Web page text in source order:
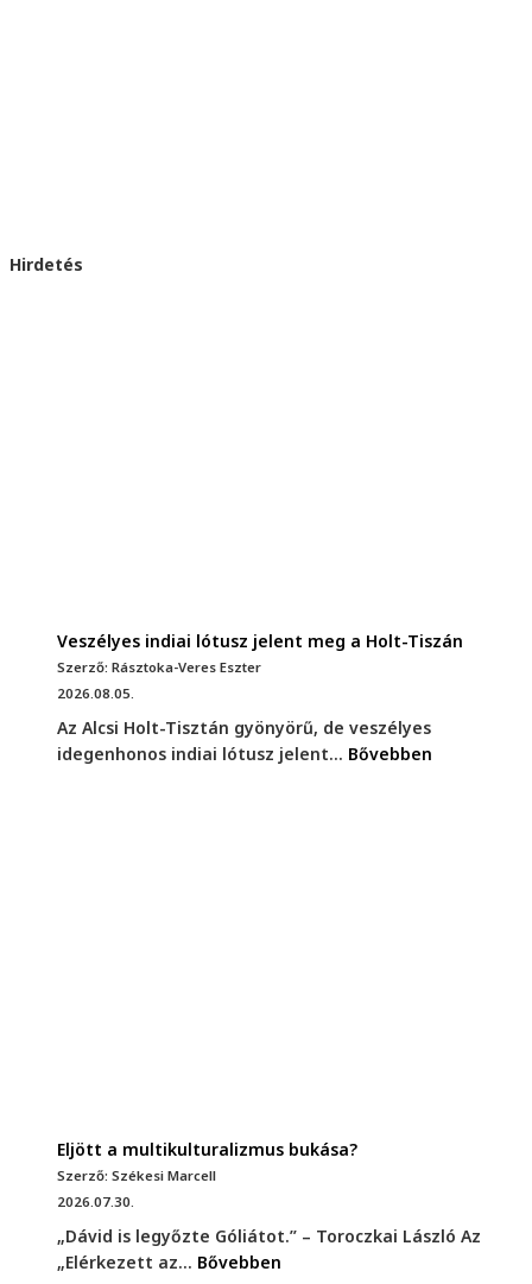
Hirdetés
Veszélyes indiai lótusz jelent meg a Holt-Tiszán
Szerző: Rásztoka-Veres Eszter
2026.08.05.
Az Alcsi Holt-Tisztán gyönyörű, de veszélyes
idegenhonos indiai lótusz jelent... Bővebben
Eljött a multikulturalizmus bukása?
Szerző: Székesi Marcell
2026.07.30.
„Dávid is legyőzte Góliátot.” – Toroczkai László Az
„Elérkezett az... Bővebben